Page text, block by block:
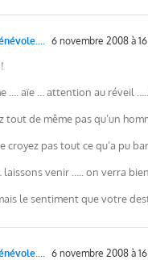
6 novembre 2008 à
…. aïe … attention au réveil
tout de même pas qu’un
croyez pas tout ce qu’a pu
laissons venir ….. on verra
le sentiment que votre
6 novembre 2008 à